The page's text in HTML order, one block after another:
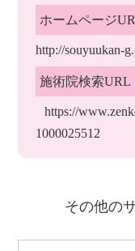
ホームページ
http://souyuukan-
施術院検索URL
https://
1000025512
その他の